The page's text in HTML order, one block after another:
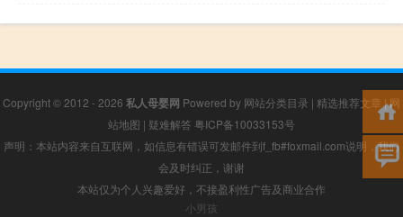
Copyright © 2012 - 2026 私人母婴网 Powered by 网站分类目录 | 精选推荐文章 |网
站地图 | 疑难解答 粤ICP备10033153号
声明：本站内容来自互联网，如信息有错误可发邮件到f_fb#foxmail.com说明，我们
会及时纠正，谢谢
本站仅为个人兴趣爱好，不接盈利性广告及商业合作
小男孩